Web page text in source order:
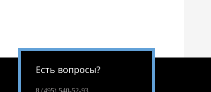
Есть вопросы?